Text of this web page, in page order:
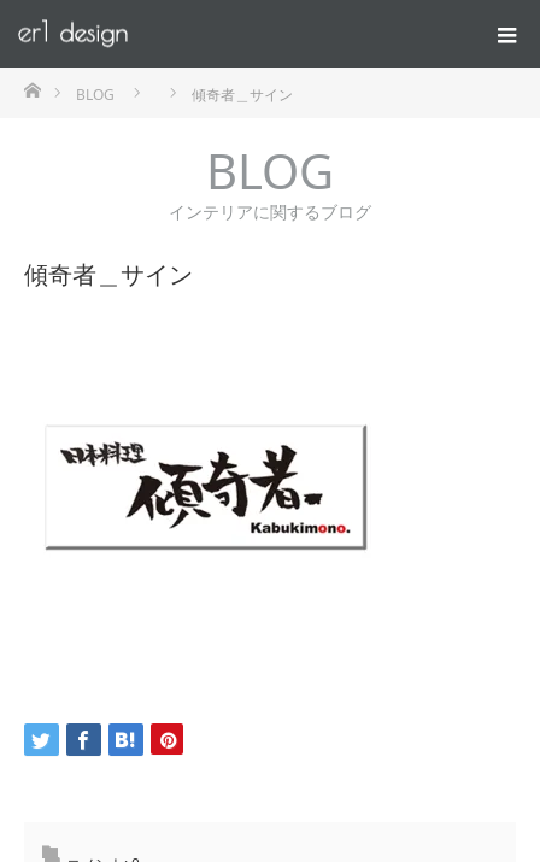
ホームBLOG 傾奇者＿サイン
BLOG
インテリアに関するブログ
傾奇者＿サイン